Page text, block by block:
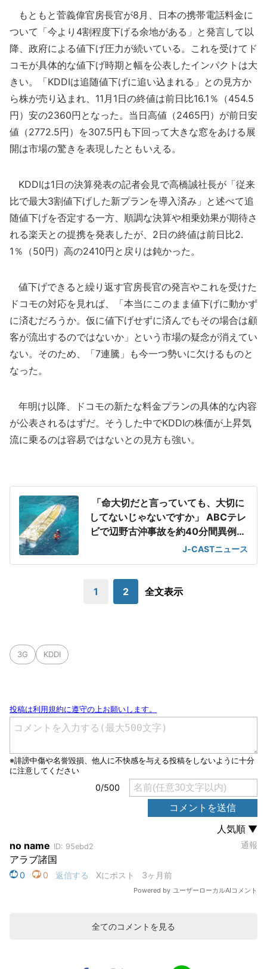
もともと菅義偉官房長官が8月、日本の携帯電話料金に
ついて「今より4割程度下げる余地がある」と発言して以
降、政府による値下げ圧力が続いている。これを受けてド
コモが具体的な値下げ時期と幅を公表したインパクトは大
きい。「KDDIは追随値下げに追い込まれる」との見方か
ら株が売り込まれ、11月1日の終値は前日比16.1％（454.5
円）安の2360円となった。当日高値（2465円）が前日安
値（2772.5円）を307.5円も下回って大きな窓をあける展
開は市場の驚きを表現したともいえる。
KDDIは1日の決算発表の記者会見で高橋誠社長が「従来
比で最大3割値下げした新プランを導入済み」と述べて追
随値下げを否定する一方、順調な決算や相乗効果が期待さ
れる楽天との提携を発表したが、2日の終値は前日比2.
1％（50円）高の2410円と戻りは鈍かった。
値下げできると繰り返す官房長官の発言やこれを受けた
ドコモの対応を見れば、「本当にこのまま値下げに動かず
に済むだろうか。仮に値下げせずに済んでもその場合は顧
客が流出するのではないか」という市場の疑念が消えてい
ない。そのため、「7連騰」も今一つ勢いに欠けるものと
なった。
年明け以降、ドコモの新たな料金プランの具体的な内容
が公表されるはずだ。そうした中でKDDIの株価が上昇気
流に乗るのは容易ではないとの見方も強い。
「命大切だと言っていても、大切に
してないじゃないですか」 ABCテレ
ビで辺野古沖事故を約40分間異例の
J-CASTニュース
1 2 全文表示
3G KDDI
全てのコメントを見る